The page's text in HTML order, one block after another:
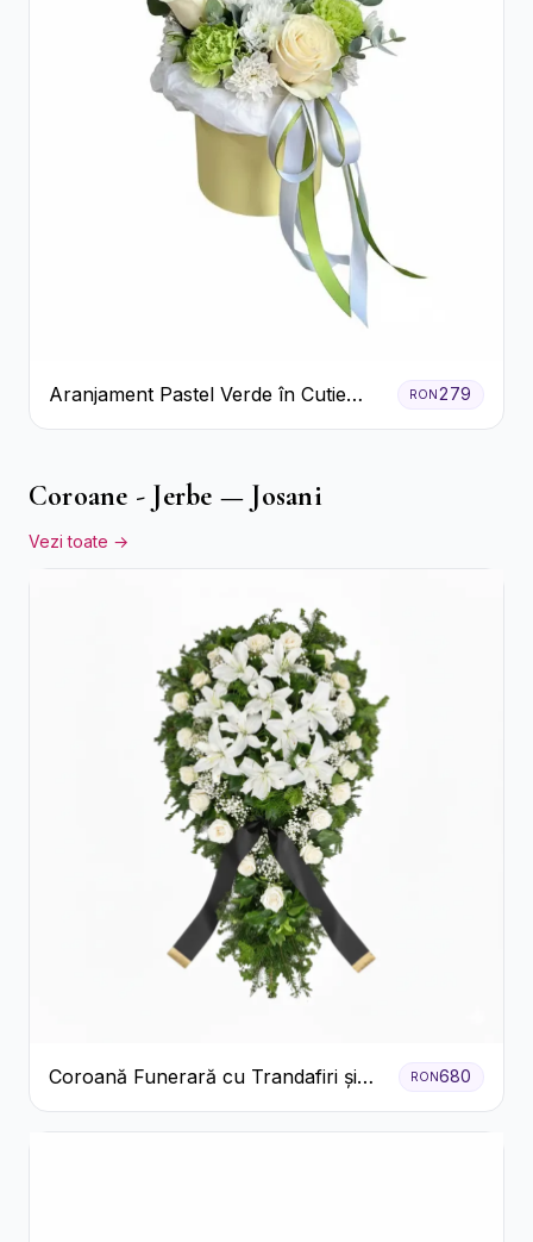
Aranjament Pastel Verde în Cutie
Galben Pal
RON279
Coroane - Jerbe — Josani
Vezi toate →
Coroană Funerară cu Trandafiri și
Crini
RON680